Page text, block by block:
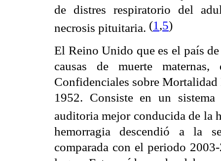
de distres respiratorio del
necrosis pituitaria. (1 ,5)
El Reino Unido que es el país
causas de muerte
Confidenciales sobre Mortalidad
1952. Consiste en un
auditoria mejor conducida de la
hemorragia descendió a la
comparada con el periodo